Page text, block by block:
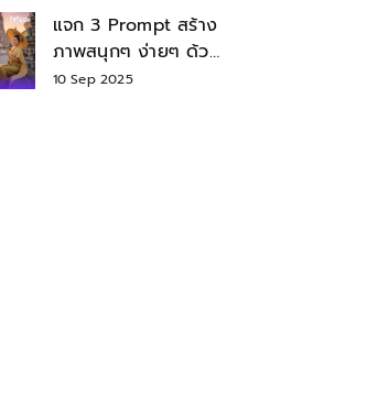
แจก 3 Prompt สร้าง
ภาพสนุกๆ ง่ายๆ ด้วย
Nano Banana ใน
10 Sep 2025